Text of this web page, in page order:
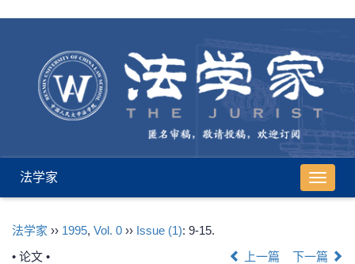
导
航
法学家
法学家 ›› 1995, Vol. 0 ›› Issue (1): 9-15.
• 论文 •
上一篇 下一篇